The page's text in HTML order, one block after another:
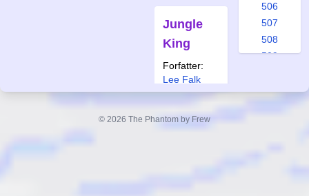
Jungle
King
Forfatter:
Lee Falk
Tegner:
McCoy
506
507
508
509
© 2026 The Phantom by Frew